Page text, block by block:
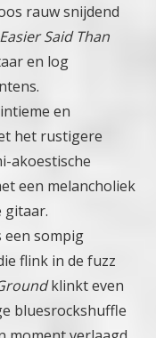
rauw snijdend
Easier Said Than
en log
en
het rustigere
akoestische
een melancholiek
gitaar.
sompig
flink in de fuzz
klinkt even
bluesrockshuffle